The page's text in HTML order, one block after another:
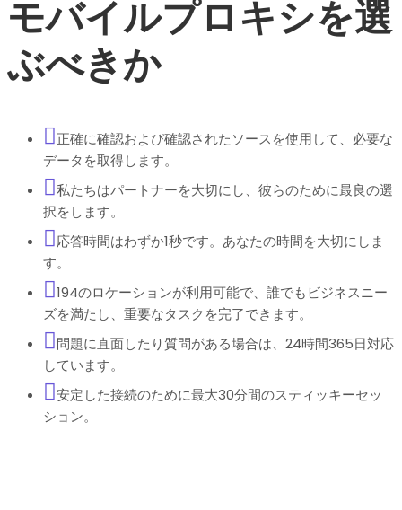
モバイルプロキシを選
ぶべきか
正確に確認および確認されたソースを使用して、必要な
データを取得します。
私たちはパートナーを大切にし、彼らのために最良の選
択をします。
応答時間はわずか1秒です。あなたの時間を大切にしま
す。
194のロケーションが利用可能で、誰でもビジネスニー
ズを満たし、重要なタスクを完了できます。
問題に直面したり質問がある場合は、24時間365日対応
しています。
安定した接続のために最大30分間のスティッキーセッ
ション。